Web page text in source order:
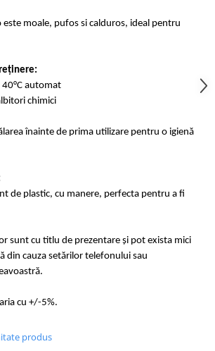
moale, pufos si calduros, ideal pentru
40°C automat
chimici
înainte de prima utilizare pentru o igienă
de plastic, cu manere, perfecta pentru a fi
sunt cu titlu de prezentare și pot exista mici
din cauza setărilor telefonului sau
cu +/-5%.
produs